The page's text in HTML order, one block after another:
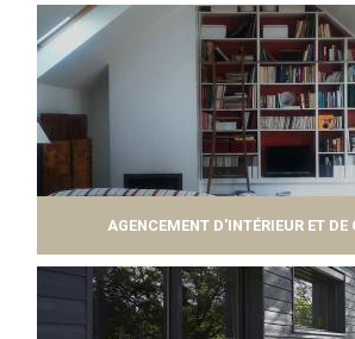
AGENCEMENT D'INTÉRIEUR ET DE